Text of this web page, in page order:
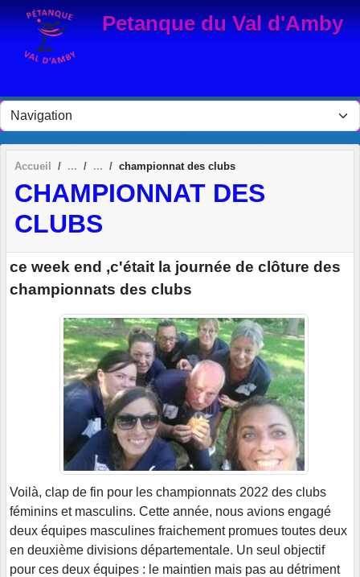
Petanque du Val d'Amby
Accueil championnat des clubs
CHAMPIONNAT DES
CLUBS
ce week end ,c'était la journée de clôture des
championnats des clubs
Voilà, clap de fin pour les championnats 2022 des clubs
féminins et masculins. Cette année, nous avions engagé
deux équipes masculines fraichement promues toutes deux
en deuxième divisions départementale. Un seul objectif
pour ces deux équipes : le maintien mais pas au détriment
Panneau de gestion des cookies